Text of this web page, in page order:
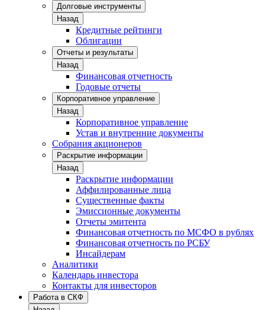
Долговые инструменты
Назад
Кредитные рейтинги
Облигации
Отчеты и результаты
Назад
Финансовая отчетность
Годовые отчеты
Корпоративное управление
Назад
Корпоративное управление
Устав и внутренние документы
Собрания акционеров
Раскрытие информации
Назад
Раскрытие информации
Аффилированные лица
Существенные факты
Эмиссионные документы
Отчеты эмитента
Финансовая отчетность по МСФО в рублях
Финансовая отчетность по РСБУ
Инсайдерам
Аналитики
Календарь инвестора
Контакты для инвесторов
Работа в СКФ